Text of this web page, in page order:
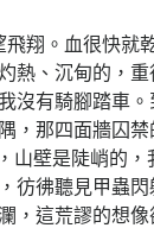
。血很快就
熱、沉甸的，
沒有騎腳踏車
，那四面牆囚
壁是陡峭的，
彷彿聽見甲蟲
，這荒謬的想